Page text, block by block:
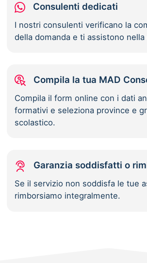
Consulenti dedicati
I nostri consulenti verificano la
della domanda e ti assistono
Compila la tua MAD
Compila il form online con i dati
formativi e seleziona province e
scolastico.
Garanzia soddisfatti o
Se il servizio non soddisfa le tue
rimborsiamo integralmente.